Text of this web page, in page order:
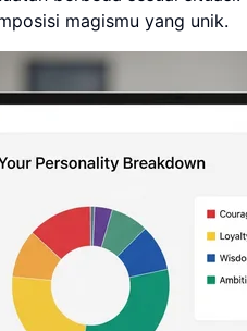
magismu yang unik.